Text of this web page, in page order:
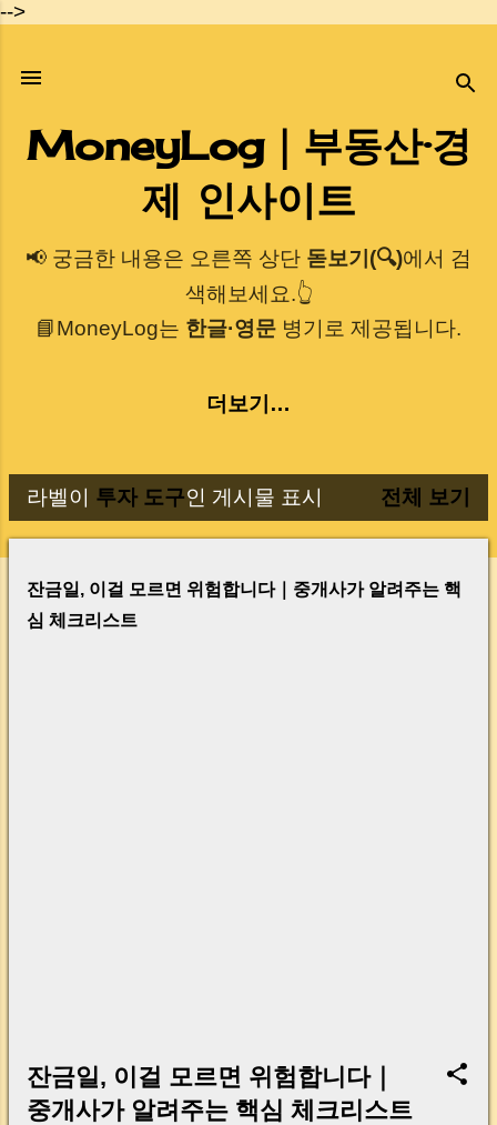
-->
기본 콘텐츠로 건너뛰기
MoneyLog｜부동산·경
제 인사이트
📢 궁금한 내용은 오른쪽 상단 돋보기(🔍)에서 검
색해보세요.👆
📘MoneyLog는 한글·영문 병기로 제공됩니다.
더보기…
글
라벨이 투자 도구인 게시물 표시 전체 보기
잔금일, 이걸 모르면 위험합니다｜중개사가 알려주는 핵
심 체크리스트
잔금일, 이걸 모르면 위험합니다｜
중개사가 알려주는 핵심 체크리스트